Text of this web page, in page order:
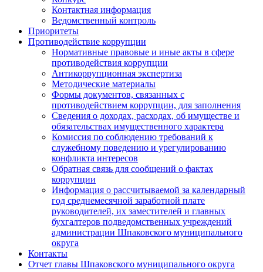
Контактная информация
Ведомственный контроль
Приоритеты
Противодействие коррупции
Нормативные правовые и иные акты в сфере
противодействия коррупции
Антикоррупционная экспертиза
Методические материалы
Формы документов, связанных с
противодействием коррупции, для заполнения
Сведения о доходах, расходах, об имуществе и
обязательствах имущественного характера
Комиссия по соблюдению требований к
служебному поведению и урегулированию
конфликта интересов
Обратная связь для сообщений о фактах
коррупции
Информация о рассчитываемой за календарный
год среднемесячной заработной плате
руководителей, их заместителей и главных
бухгалтеров подведомственных учреждений
администрации Шпаковского муниципального
округа
Контакты
Отчет главы Шпаковского муниципального округа